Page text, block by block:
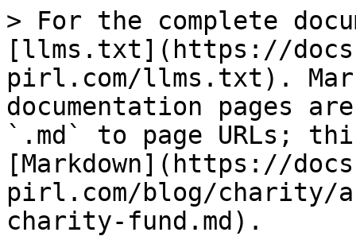
> For the complete
[llms.txt](https://
pirl.com/llms.txt).
documentation pages
`.md` to page URLs;
[Markdown](https://
pirl.com/blog/charity/
charity-fund.md).